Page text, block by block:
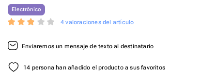
Electrónico
4 valoraciones del artículo
Enviaremos un mensaje de texto al destinatario
14 persona han añadido el producto a sus favoritos